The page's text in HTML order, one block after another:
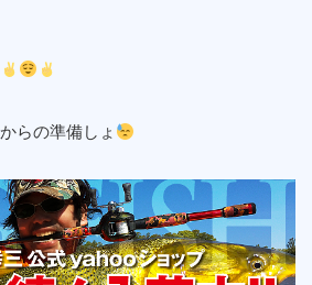
らの準備しょ